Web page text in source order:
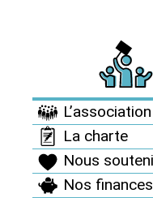
L’association
La charte
Nous
Nos finances
Informez vous >